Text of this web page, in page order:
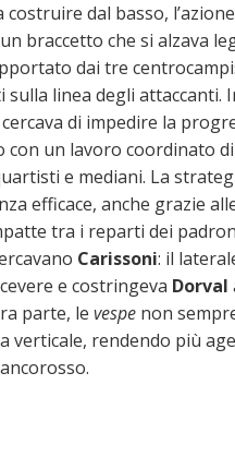
costruire dal basso,
braccetto che si alzava
dai tre
linea degli attaccanti.
cercava di impedire la
un lavoro coordinato di
e mediani. La
efficace, anche grazie
tra i reparti dei
Carissoni: il
e costringeva Dorval
parte, le vespe non
verticale, rendendo più